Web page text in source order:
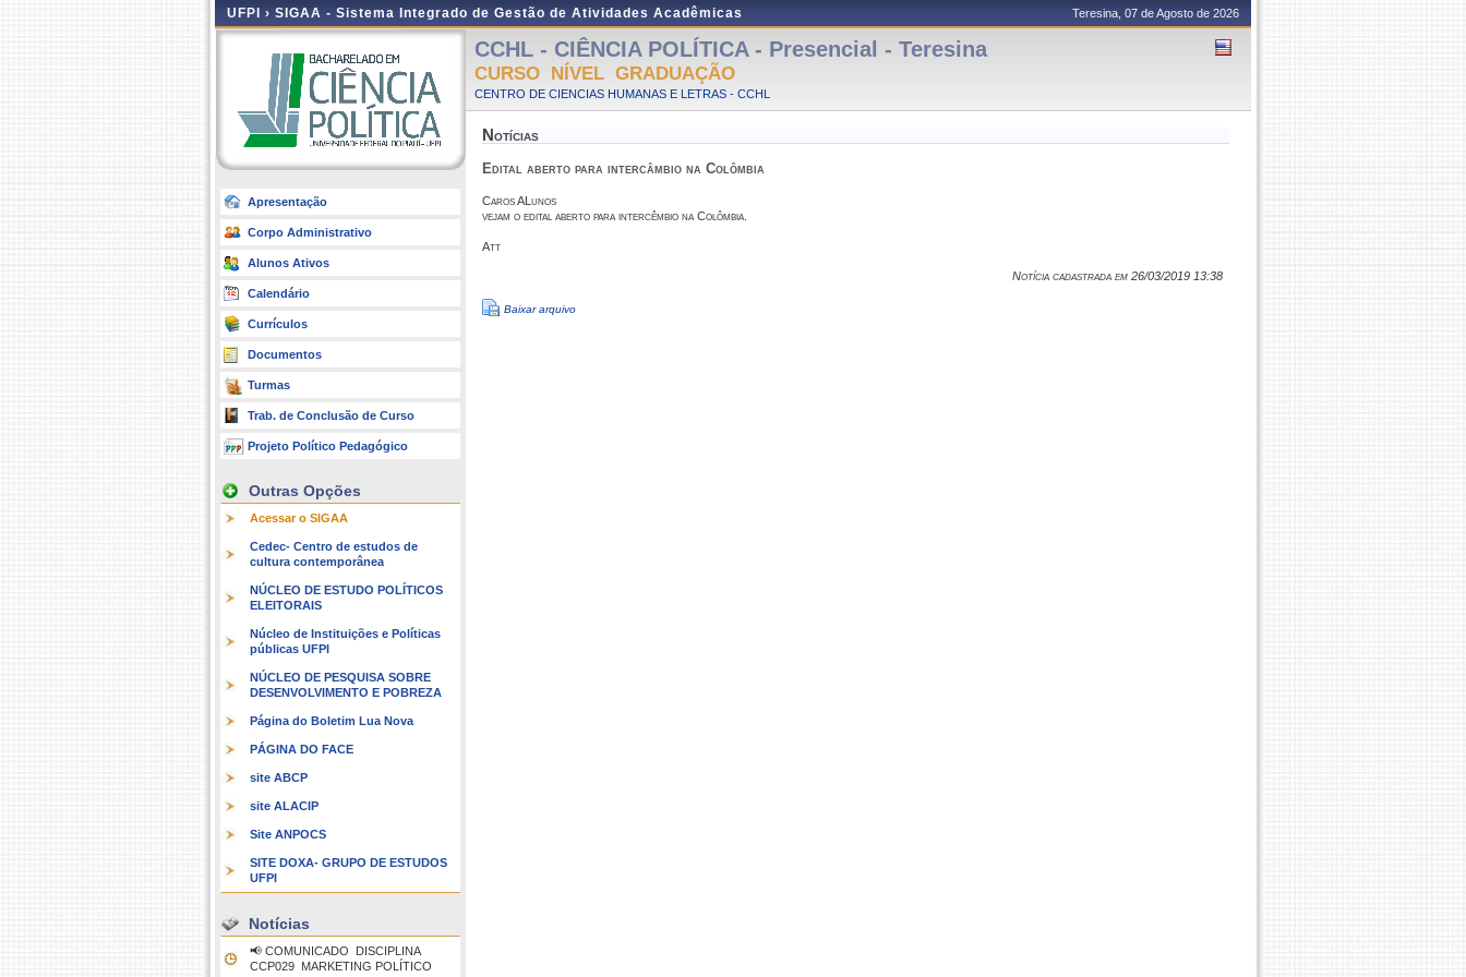
UFPI › SIGAA - Sistema Integrado de Gestão de Atividades Acadêmicas Teresina, 07 de Agosto de 2026
Apresentação
Corpo Administrativo
Alunos Ativos
Calendário
Currículos
Documentos
Turmas
Trab. de Conclusão de Curso
Projeto Político Pedagógico
Outras Opções
Acessar o SIGAA
Cedec- Centro de estudos de
cultura contemporânea
NÚCLEO DE ESTUDO POLÍTICOS
ELEITORAIS
Núcleo de Instituições e Políticas
públicas UFPI
NÚCLEO DE PESQUISA SOBRE
DESENVOLVIMENTO E POBREZA
Página do Boletim Lua Nova
PÁGINA DO FACE
site ABCP
site ALACIP
Site ANPOCS
SITE DOXA- GRUPO DE ESTUDOS
UFPI
Notícias
📢 COMUNICADO  DISCIPLINA
CCP029  MARKETING POLÍTICO
CCHL - CIÊNCIA POLÍTICA - Presencial - Teresina
CURSO NÍVEL GRADUAÇÃO
CENTRO DE CIENCIAS HUMANAS E LETRAS - CCHL
Notícias
Edital aberto para intercâmbio na Colômbia
Caros ALunos
vejam o edital aberto para intercêmbio na Colômbia.
Att
Notícia cadastrada em 26/03/2019 13:38
Baixar arquivo